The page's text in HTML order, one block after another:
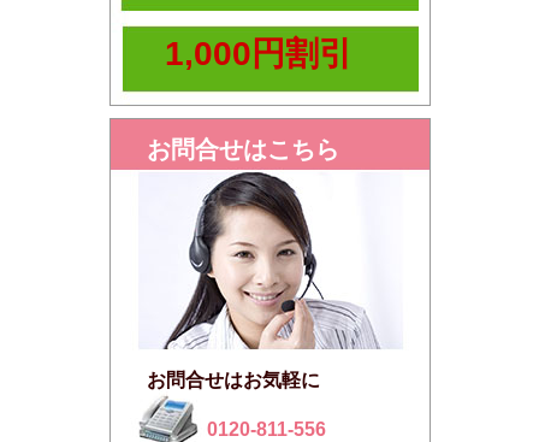
1,000円割引
お問合せはこちら
お問合せはお気軽に
0120-811-556